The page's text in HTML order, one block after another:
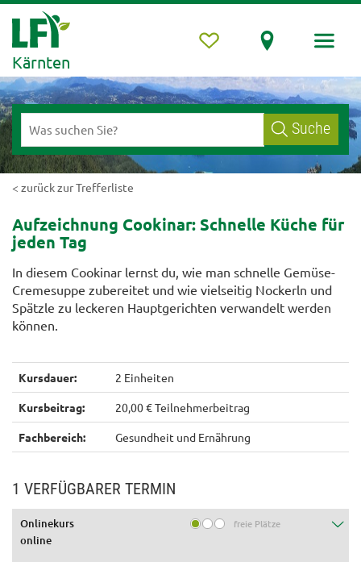
Kärnten
Suche
< zurück zur Trefferliste
Aufzeichnung Cookinar: Schnelle Küche für
jeden Tag
In diesem Cookinar lernst du, wie man schnelle Gemüse-
Cremesuppe zubereitet und wie vielseitig Nockerln und
Spätzle zu leckeren Hauptgerichten verwandelt werden
können.
Kursdauer: 2 Einheiten
Kursbeitrag: 20,00 € Teilnehmerbeitrag
Fachbereich: Gesundheit und Ernährung
1 VERFÜGBARER TERMIN
Onlinekurs freie Plätze
online